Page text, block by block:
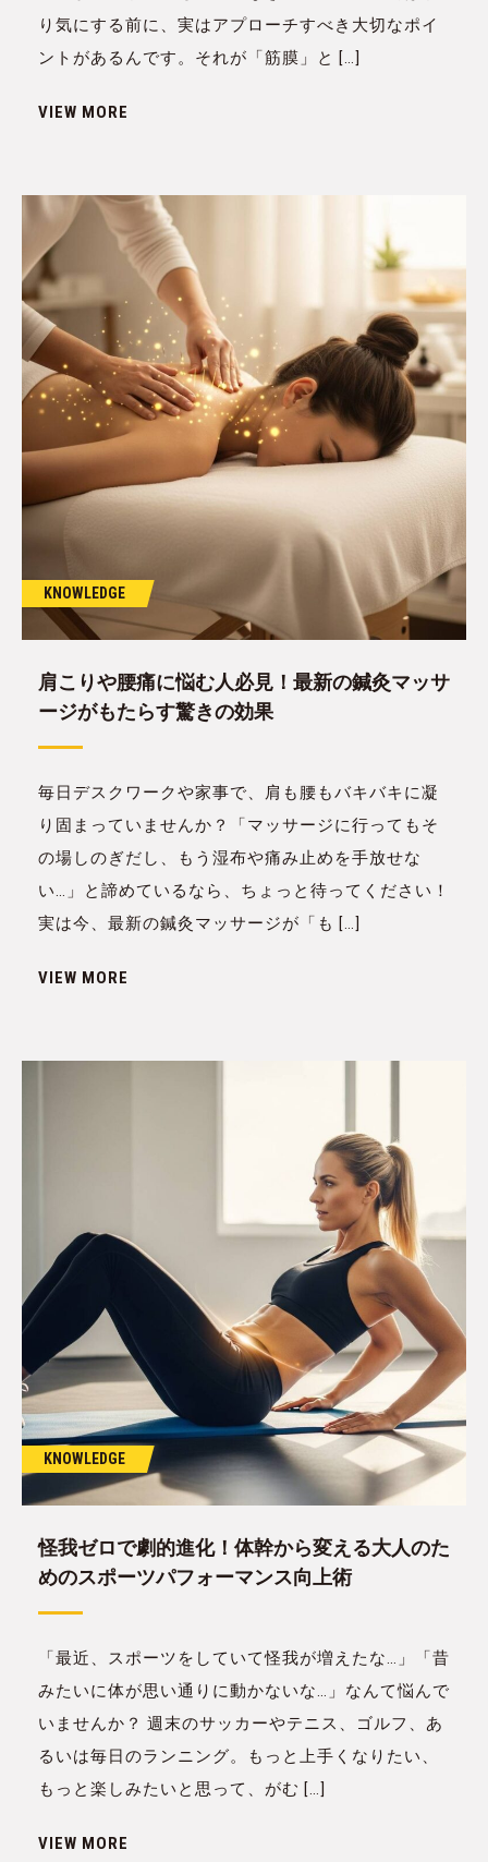
り気にする前に、実はアプローチすべき大切なポイ
ントがあるんです。それが「筋膜」と […]
VIEW MORE
KNOWLEDGE
肩こりや腰痛に悩む人必見！最新の鍼灸マッサ
ージがもたらす驚きの効果
毎日デスクワークや家事で、肩も腰もバキバキに凝
り固まっていませんか？「マッサージに行ってもそ
の場しのぎだし、もう湿布や痛み止めを手放せな
い…」と諦めているなら、ちょっと待ってください！
実は今、最新の鍼灸マッサージが「も […]
VIEW MORE
KNOWLEDGE
怪我ゼロで劇的進化！体幹から変える大人のた
めのスポーツパフォーマンス向上術
「最近、スポーツをしていて怪我が増えたな…」「昔
みたいに体が思い通りに動かないな…」なんて悩んで
いませんか？ 週末のサッカーやテニス、ゴルフ、あ
るいは毎日のランニング。もっと上手くなりたい、
もっと楽しみたいと思って、がむ […]
VIEW MORE